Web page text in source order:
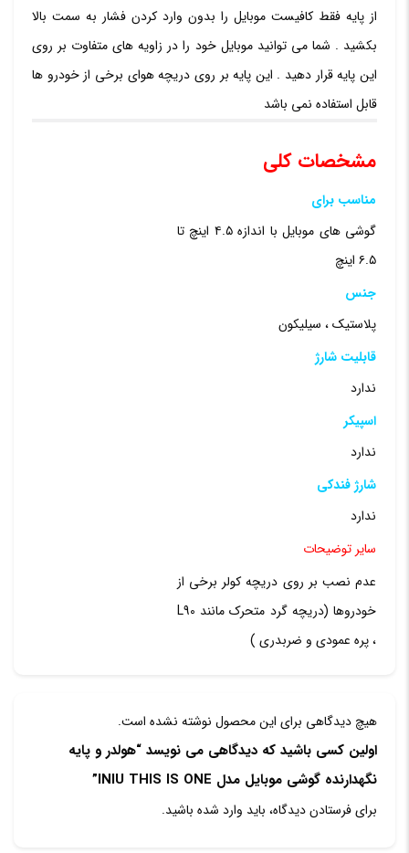
از پایه فقط کافیست موبایل را بدون وارد کردن فشار به سمت بالا
بکشید . شما می توانید موبایل خود را در زاویه های متفاوت بر روی
این پایه قرار دهید . این پایه بر روی دریچه هوای برخی از خودرو ها
قابل استفاده نمی باشد
مشخصات کلی
مناسب برای
گوشی های موبایل با اندازه ۴.۵ اینچ تا
۶.۵ اینچ
جنس
پلاستیک ، سیلیکون
قابلیت شارژ
ندارد
اسپیکر
ندارد
شارژ فندکی
ندارد
سایر توضیحات
عدم نصب بر روی دریچه کولر برخی از
خودروها (دریچه گرد متحرک مانند L90
، پره عمودی و ضربدری )
هیچ دیدگاهی برای این محصول نوشته نشده است.
اولین کسی باشید که دیدگاهی می نویسد “هولدر و پایه
نگهدارنده گوشی موبایل مدل INIU THIS IS ONE”
برای فرستادن دیدگاه، باید وارد شده باشید.